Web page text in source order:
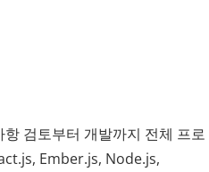
검토부터 개발까지 전체 프로
Ember.js, Node.js,